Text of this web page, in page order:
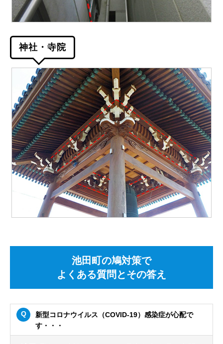
神社・寺院
池田町の鳩対策で
よくある質問とその答え
新型コロナウイルス（COVID-19）感染症が心配で
す・・・